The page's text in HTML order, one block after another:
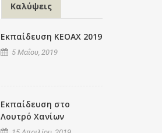
Καλύψεις
Εκπαίδευση ΚΕΟΑΧ 2019
5 Μαΐου, 2019
Εκπαίδευση στο
Λουτρό Χανίων